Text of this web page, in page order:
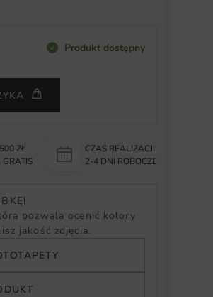
Produkt dostępny
ZŁ
CZAS REALIZACJI
2-4 DNI ROBOCZE
pozwala ocenić kolory
jakość zdjęcia.